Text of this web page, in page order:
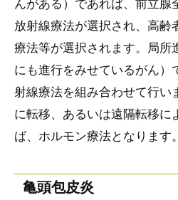
んがある）であれば、前立腺
放射線療法が選択され、高齢
療法等が選択されます。局所
にも進行をみせているがん）
射線療法を組み合わせて行い
に転移、あるいは遠隔転移に
ば、ホルモン療法となります。
亀頭包皮炎